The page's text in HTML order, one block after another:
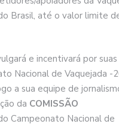
Brasil, até o valor limite
e incentivará por suas
Nacional de Vaquejada -
a sua equipe de
da COMISSÃO
Campeonato Nacional de